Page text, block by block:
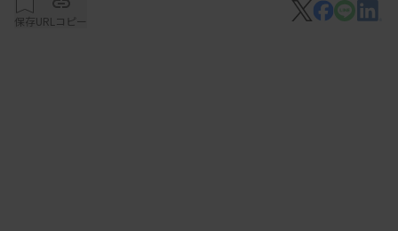
本国として解決していくかを掲げた宣言と考えるこ
保存URLコピー